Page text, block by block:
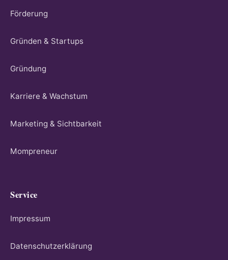
Förderung
Gründen & Startups
Gründung
Karriere & Wachstum
Marketing & Sichtbarkeit
Mompreneur
Service
Impressum
Datenschutzerklärung